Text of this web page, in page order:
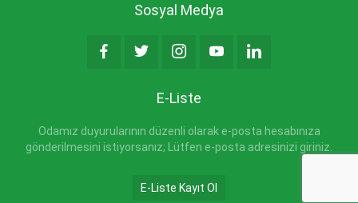
Sosyal Medya
E-Liste
Odamız duyurularının düzenli olarak e-posta hesabınıza
gönderilmesini istiyorsanız; Lütfen e-posta adresinizi giriniz.
E-Liste Kayıt Ol